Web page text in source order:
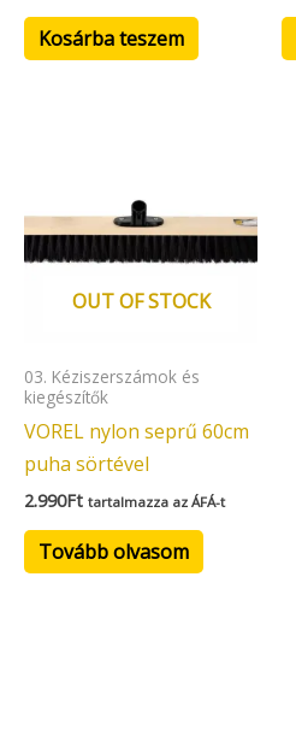
Kosárba teszem
OUT OF STOCK
03. Kéziszerszámok és
kiegészítők
VOREL nylon seprű 60cm
puha sörtével
2.990Ft tartalmazza az ÁFÁ-t
Tovább olvasom